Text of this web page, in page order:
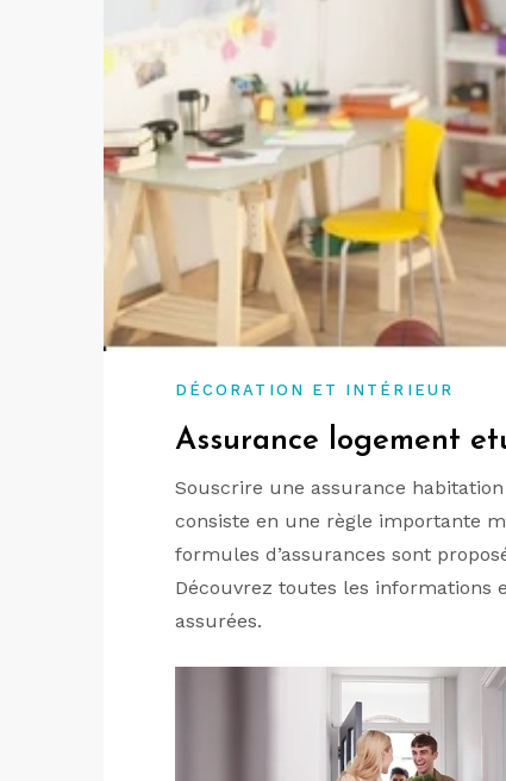
DÉCORATION ET INTÉRIEUR
Assurance logement
Souscrire une assurance
consiste en une règle importante
formules d’assurances sont
Découvrez toutes les informations
assurées.